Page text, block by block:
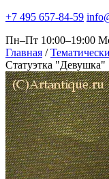
+7 495 657-84-59
Пн–Пт 10:00–19:00
Главная /
Статуэтка "Девушка"